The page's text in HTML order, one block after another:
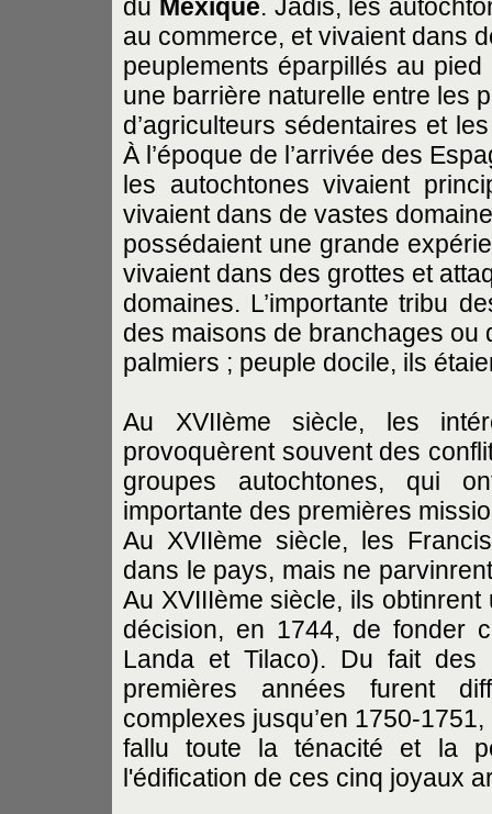
du Mexique. Jadis, les
au commerce, et vivaient dans
peuplements éparpillés au
une barrière naturelle entre les
d’agriculteurs sédentaires et
À l’époque de l’arrivée des
les autochtones vivaient
vivaient dans de vastes
possédaient une grande
vivaient dans des grottes et
domaines. L’importante tribu
des maisons de branchages ou
palmiers ; peuple docile, ils
Au XVIIème siècle, les
provoquèrent souvent des
groupes autochtones, qui
importante des premières
Au XVIIème siècle, les
dans le pays, mais ne
Au XVIIIème siècle, ils
décision, en 1744, de fonder
Landa et Tilaco). Du fait des
premières années furent
complexes jusqu’en 1750-
fallu toute la ténacité et la
l'édification de ces cinq joyaux